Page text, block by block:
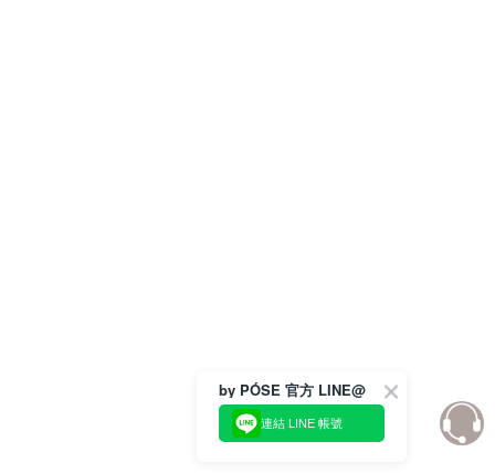
by PÓSE 官方 LINE@
連結 LINE 帳號